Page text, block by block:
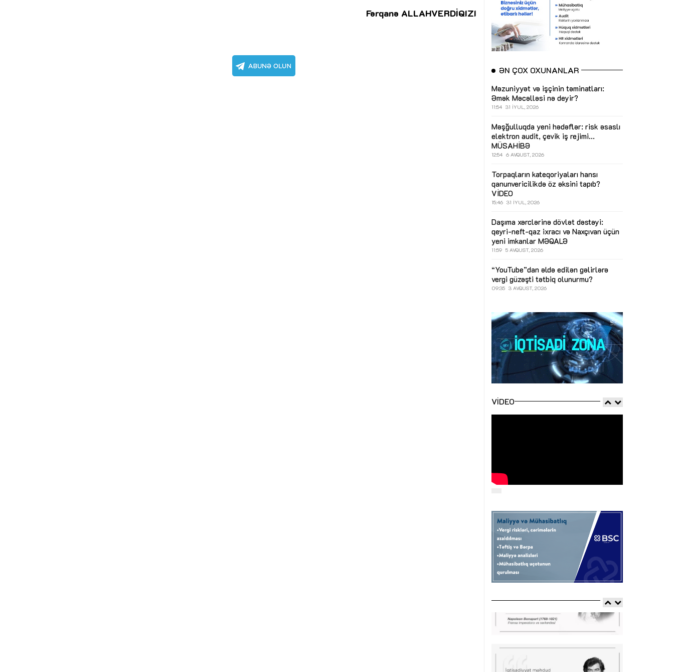
Fərqanə ALLAHVERDİQIZI
ƏN ÇOX OXUNANLAR
Məzuniyyət və işçinin təminatları:
Əmək Məcəlləsi nə deyir?
11:54 31 İYUL, 2026
Məşğulluqda yeni hədəflər: risk əsaslı
elektron audit, çevik iş rejimi...
MÜSAHİBƏ
12:54 6 AVQUST, 2026
Torpaqların kateqoriyaları hansı
qanunvericilikdə öz əksini tapıb?
VİDEO
15:46 31 İYUL, 2026
Daşıma xərclərinə dövlət dəstəyi:
qeyri-neft-qaz ixracı və Naxçıvan üçün
yeni imkanlar MƏQALƏ
11:59 5 AVQUST, 2026
“YouTube”dan əldə edilən gəlirlərə
vergi güzəşti tətbiq olunurmu?
09:35 3 AVQUST, 2026
VIDEO